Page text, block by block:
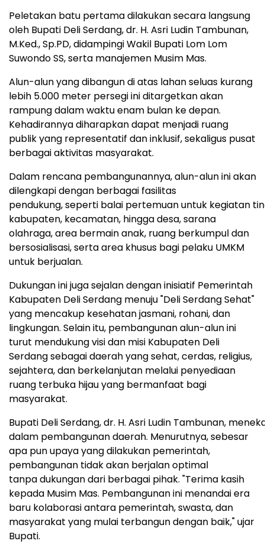
Peletakan batu pertama dilakukan secara langsung
oleh Bupati Deli Serdang, dr. H. Asri Ludin Tambunan,
M.Ked., Sp.PD, didampingi Wakil Bupati Lom Lom
Suwondo SS, serta manajemen Musim Mas.
Alun-alun yang dibangun di atas lahan seluas kurang
lebih 5.000 meter persegi ini ditargetkan akan
rampung dalam waktu enam bulan ke depan.
Kehadirannya diharapkan dapat menjadi ruang
publik yang representatif dan inklusif, sekaligus pusat
berbagai aktivitas masyarakat.
Dalam rencana pembangunannya, alun-alun ini akan
dilengkapi dengan berbagai fasilitas
pendukung, seperti balai pertemuan untuk kegiatan
kabupaten, kecamatan, hingga desa, sarana
olahraga, area bermain anak, ruang berkumpul dan
bersosialisasi, serta area khusus bagi pelaku UMKM
untuk berjualan.
Dukungan ini juga sejalan dengan inisiatif Pemerintah
Kabupaten Deli Serdang menuju "Deli Serdang Sehat"
yang mencakup kesehatan jasmani, rohani, dan
lingkungan. Selain itu, pembangunan alun-alun ini
turut mendukung visi dan misi Kabupaten Deli
Serdang sebagai daerah yang sehat, cerdas, religius,
sejahtera, dan berkelanjutan melalui penyediaan
ruang terbuka hijau yang bermanfaat bagi
masyarakat.
Bupati Deli Serdang, dr. H. Asri Ludin Tambunan,
dalam pembangunan daerah. Menurutnya, sebesar
apa pun upaya yang dilakukan pemerintah,
pembangunan tidak akan berjalan optimal
tanpa dukungan dari berbagai pihak. "Terima kasih
kepada Musim Mas. Pembangunan ini menandai era
baru kolaborasi antara pemerintah, swasta, dan
masyarakat yang mulai terbangun dengan baik," ujar
Bupati.